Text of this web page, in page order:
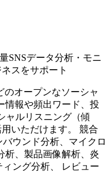
SNSデータ分析・モニ
スをサポート
のオープンなソーシャ
情報や頻出ワード、投
ャルリスニング（傾
いただけます。 競合
ウンド分析、マイクロ
析、製品画像解析、炎
ィング分析、 レビュー